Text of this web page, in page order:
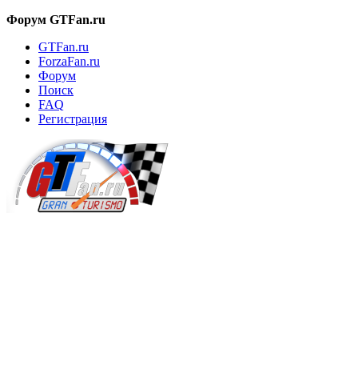
Форум GTFan.ru
GTFan.ru
ForzaFan.ru
Форум
Поиск
FAQ
Регистрация